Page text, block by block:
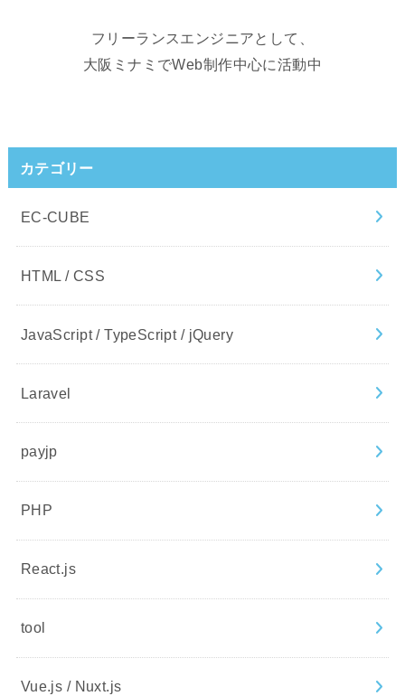
フリーランスエンジニアとして、
大阪ミナミでWeb制作中心に活動中
カテゴリー
EC-CUBE
HTML / CSS
JavaScript / TypeScript / jQuery
Laravel
payjp
PHP
React.js
tool
Vue.js / Nuxt.js